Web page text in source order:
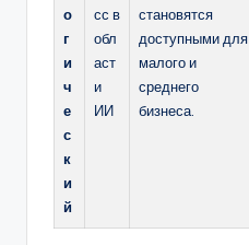
о
г
и
ч
е
с
к
и
й
сс в
обл
аст
и
ИИ
становятся
доступными для
малого и
среднего
бизнеса.